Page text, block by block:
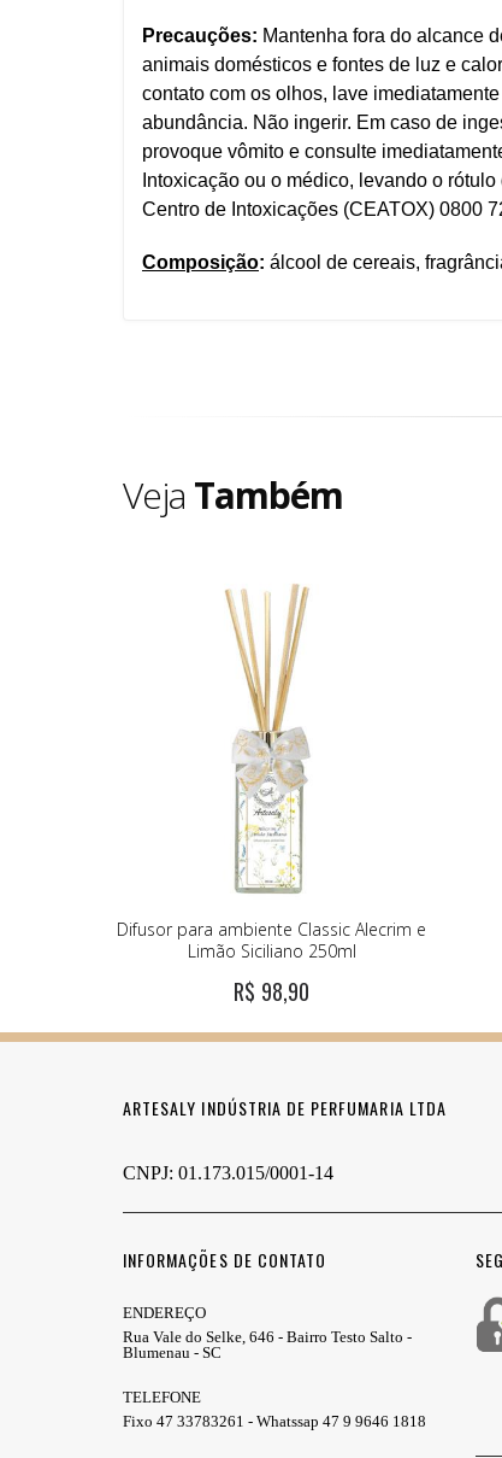
Precauções: Mantenha fora do alcance
animais domésticos e fontes de luz e
contato com os olhos, lave
abundância. Não ingerir. Em caso de
provoque vômito e consulte
Intoxicação ou o médico, levando o rótulo
Centro de Intoxicações (CEATOX) 0800
Composição: álcool de cereais,
Veja Também
Difusor para ambiente Classic Alecrim e
Limão Siciliano 250ml
R$ 98,90
ARTESALY INDÚSTRIA DE PERFUMARIA LTDA
CNPJ: 01.173.015/0001-14
INFORMAÇÕES DE CONTATO
ENDEREÇO
Rua Vale do Selke, 646 - Bairro Testo Salto -
Blumenau - SC
TELEFONE
Fixo 47 33783261 - Whatssap 47 9 9646 1818